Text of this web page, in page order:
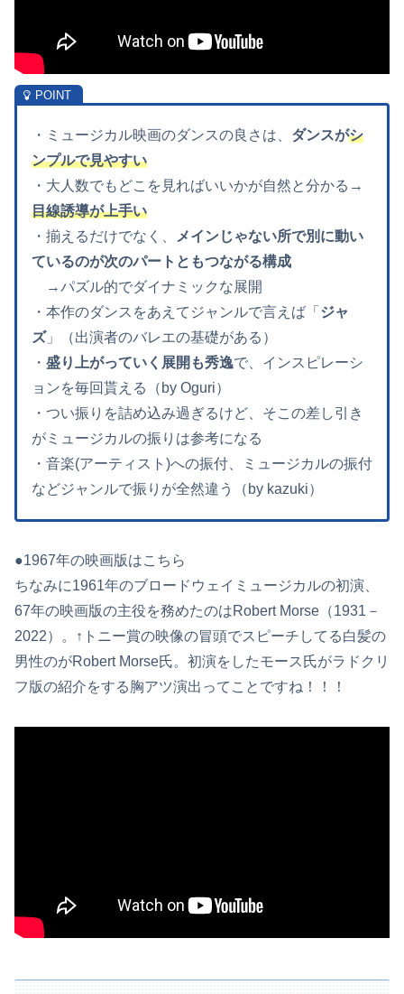
・ミュージカル映画のダンスの良さは、 ダンスがシ
ンプルで見やすい
・大人数でもどこを見ればいいかが自然と分かる→
目線誘導が上手い
・揃えるだけでなく、
メインじゃない所で別に動い
ているのが次のパートともつながる構成
→パズル的でダイナミックな展開
・本作のダンスをあえてジャンルで言えば「 ジャ
ズ」（出演者のバレエの基礎がある）
・ 盛り上がっていく展開も秀逸で、インスピレーシ
ョンを毎回貰える（by Oguri）
・つい振りを詰め込み過ぎるけど、そこの差し引き
がミュージカルの振りは参考になる
・音楽(アーティスト)への振付、ミュージカルの振付
などジャンルで振りが全然違う（by kazuki）
●1967年の映画版はこちら
ちなみに1961年のブロードウェイミュージカルの初演、
67年の映画版の主役を務めたのはRobert Morse（1931－
2022）。↑トニー賞の映像の冒頭でスピーチしてる白髪の
男性のがRobert Morse氏。初演をしたモース氏がラドクリ
フ版の紹介をする胸アツ演出ってことですね！！！